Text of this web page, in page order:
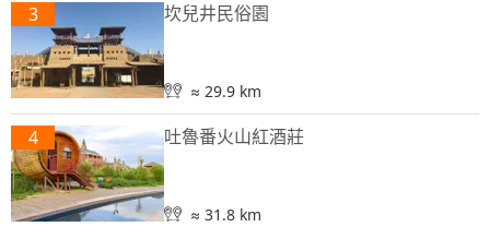
3 坎兒井民俗園
≈ 29.9 km
4 吐魯番火山紅酒莊
≈ 31.8 km